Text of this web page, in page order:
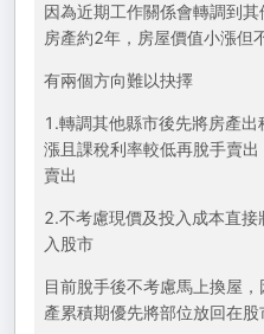
因為近期工作關係會轉調到
房產約2年，房屋價值小漲
有兩個方向難以抉擇
1.轉調其他縣市後先將房產
漲且課稅利率較低再脫手賣
賣出
2.不考慮現價及投入成本直
入股市
目前脫手後不考慮馬上換屋
產累積期優先將部位放回在股